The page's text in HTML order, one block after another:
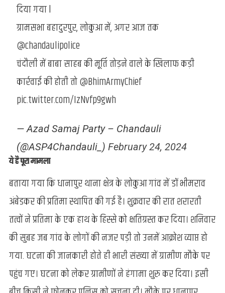
दिया गया l
ग्रामसभा बहादुरपुर, लोकुआ में, अगर आज तक
@chandaulipolice
चंदौली में बाबा साहब की मूर्ति तोड़ने वाले के खिलाफ कड़ी
कार्रवाई की होती तो@BhimArmyChief
pic.twitter.com/IzNvfp9gwh
— Azad Samaj Party – Chandauli
(@ASP4Chandauli_) February 24, 2024
ये है पूरा मामला
बताया गया कि धानापुर थाना क्षेत्र के लोकुआ गांव में डॉ भीमराव
अंबेडकर की प्रतिमा स्थापित की गई है। शुक्रवार की रात शरारती
तत्वों ने प्रतिमा के एक हाथ के हिस्से को क्षतिग्रस्त कर दिया। शनिवार
की सुबह जब गांव के लोगों की नजर पड़ी तो उनमें आक्रोश व्याप्त हो
गया. घटना की जानकारी होते ही भारी संख्या में ग्रामीण मौके पर
पहुंच गए। घटना को लेकर ग्रामीणों ने हंगामा शुरु कर दिया। इसी